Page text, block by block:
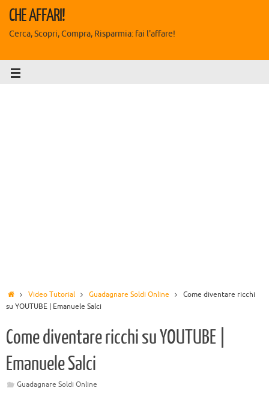
CHE AFFARI!
Cerca, Scopri, Compra, Risparmia: fai l'affare!
Video Tutorial Guadagnare Soldi Online
Come diventare ricchi
su YOUTUBE | Emanuele Salci
Come diventare ricchi su YOUTUBE |
Emanuele Salci
Guadagnare Soldi Online